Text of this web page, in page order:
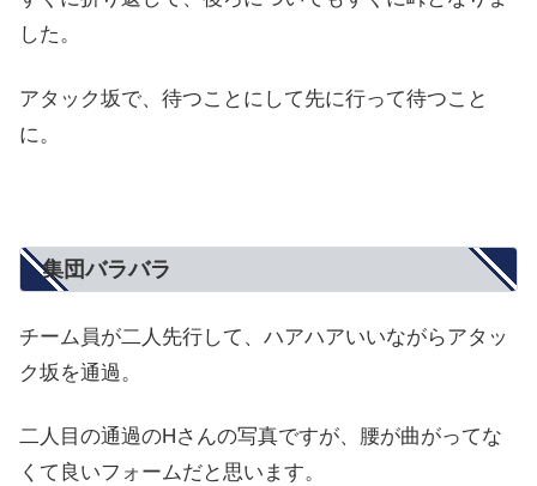
した。
アタック坂で、待つことにして先に行って待つこと
に。
集団バラバラ
チーム員が二人先行して、ハアハアいいながらアタッ
ク坂を通過。
二人目の通過のHさんの写真ですが、腰が曲がってな
くて良いフォームだと思います。